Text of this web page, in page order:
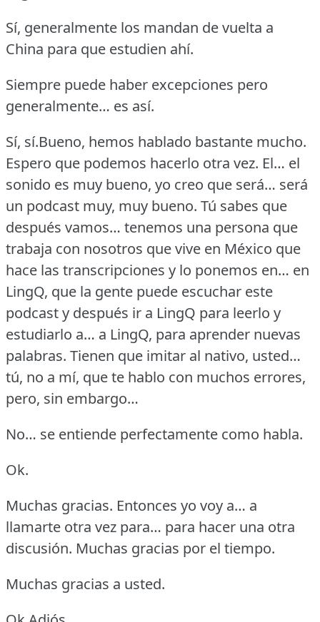
Sí, generalmente los mandan de vuelta a
China para que estudien ahí.
Siempre puede haber excepciones pero
generalmente… es así.
Sí, sí.Bueno, hemos hablado bastante mucho.
Espero que podemos hacerlo otra vez. El… el
sonido es muy bueno, yo creo que será… será
un podcast muy, muy bueno. Tú sabes que
después vamos… tenemos una persona que
trabaja con nosotros que vive en México que
hace las transcripciones y lo ponemos en… en
LingQ, que la gente puede escuchar este
podcast y después ir a LingQ para leerlo y
estudiarlo a… a LingQ, para aprender nuevas
palabras. Tienen que imitar al nativo, usted…
tú, no a mí, que te hablo con muchos errores,
pero, sin embargo…
No… se entiende perfectamente como habla.
Ok.
Muchas gracias. Entonces yo voy a… a
llamarte otra vez para… para hacer una otra
discusión. Muchas gracias por el tiempo.
Muchas gracias a usted.